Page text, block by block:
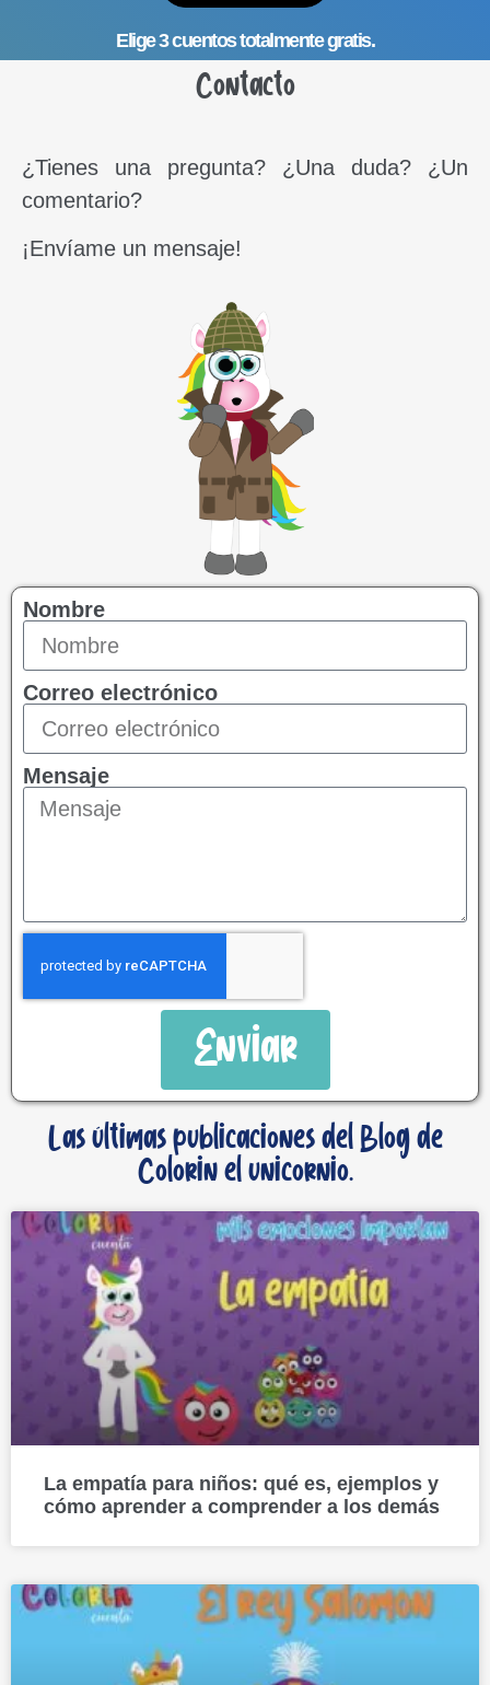
Elige 3 cuentos totalmente gratis.
Contacto
¿Tienes una pregunta? ¿Una duda? ¿Un
comentario?
¡Envíame un mensaje!
Nombre
Correo electrónico
Mensaje
Enviar
Las últimas publicaciones del Blog de
Colorin el unicornio.
La empatía para niños: qué es, ejemplos y
cómo aprender a comprender a los demás